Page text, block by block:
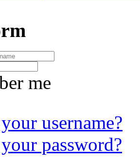
me
username?
password?